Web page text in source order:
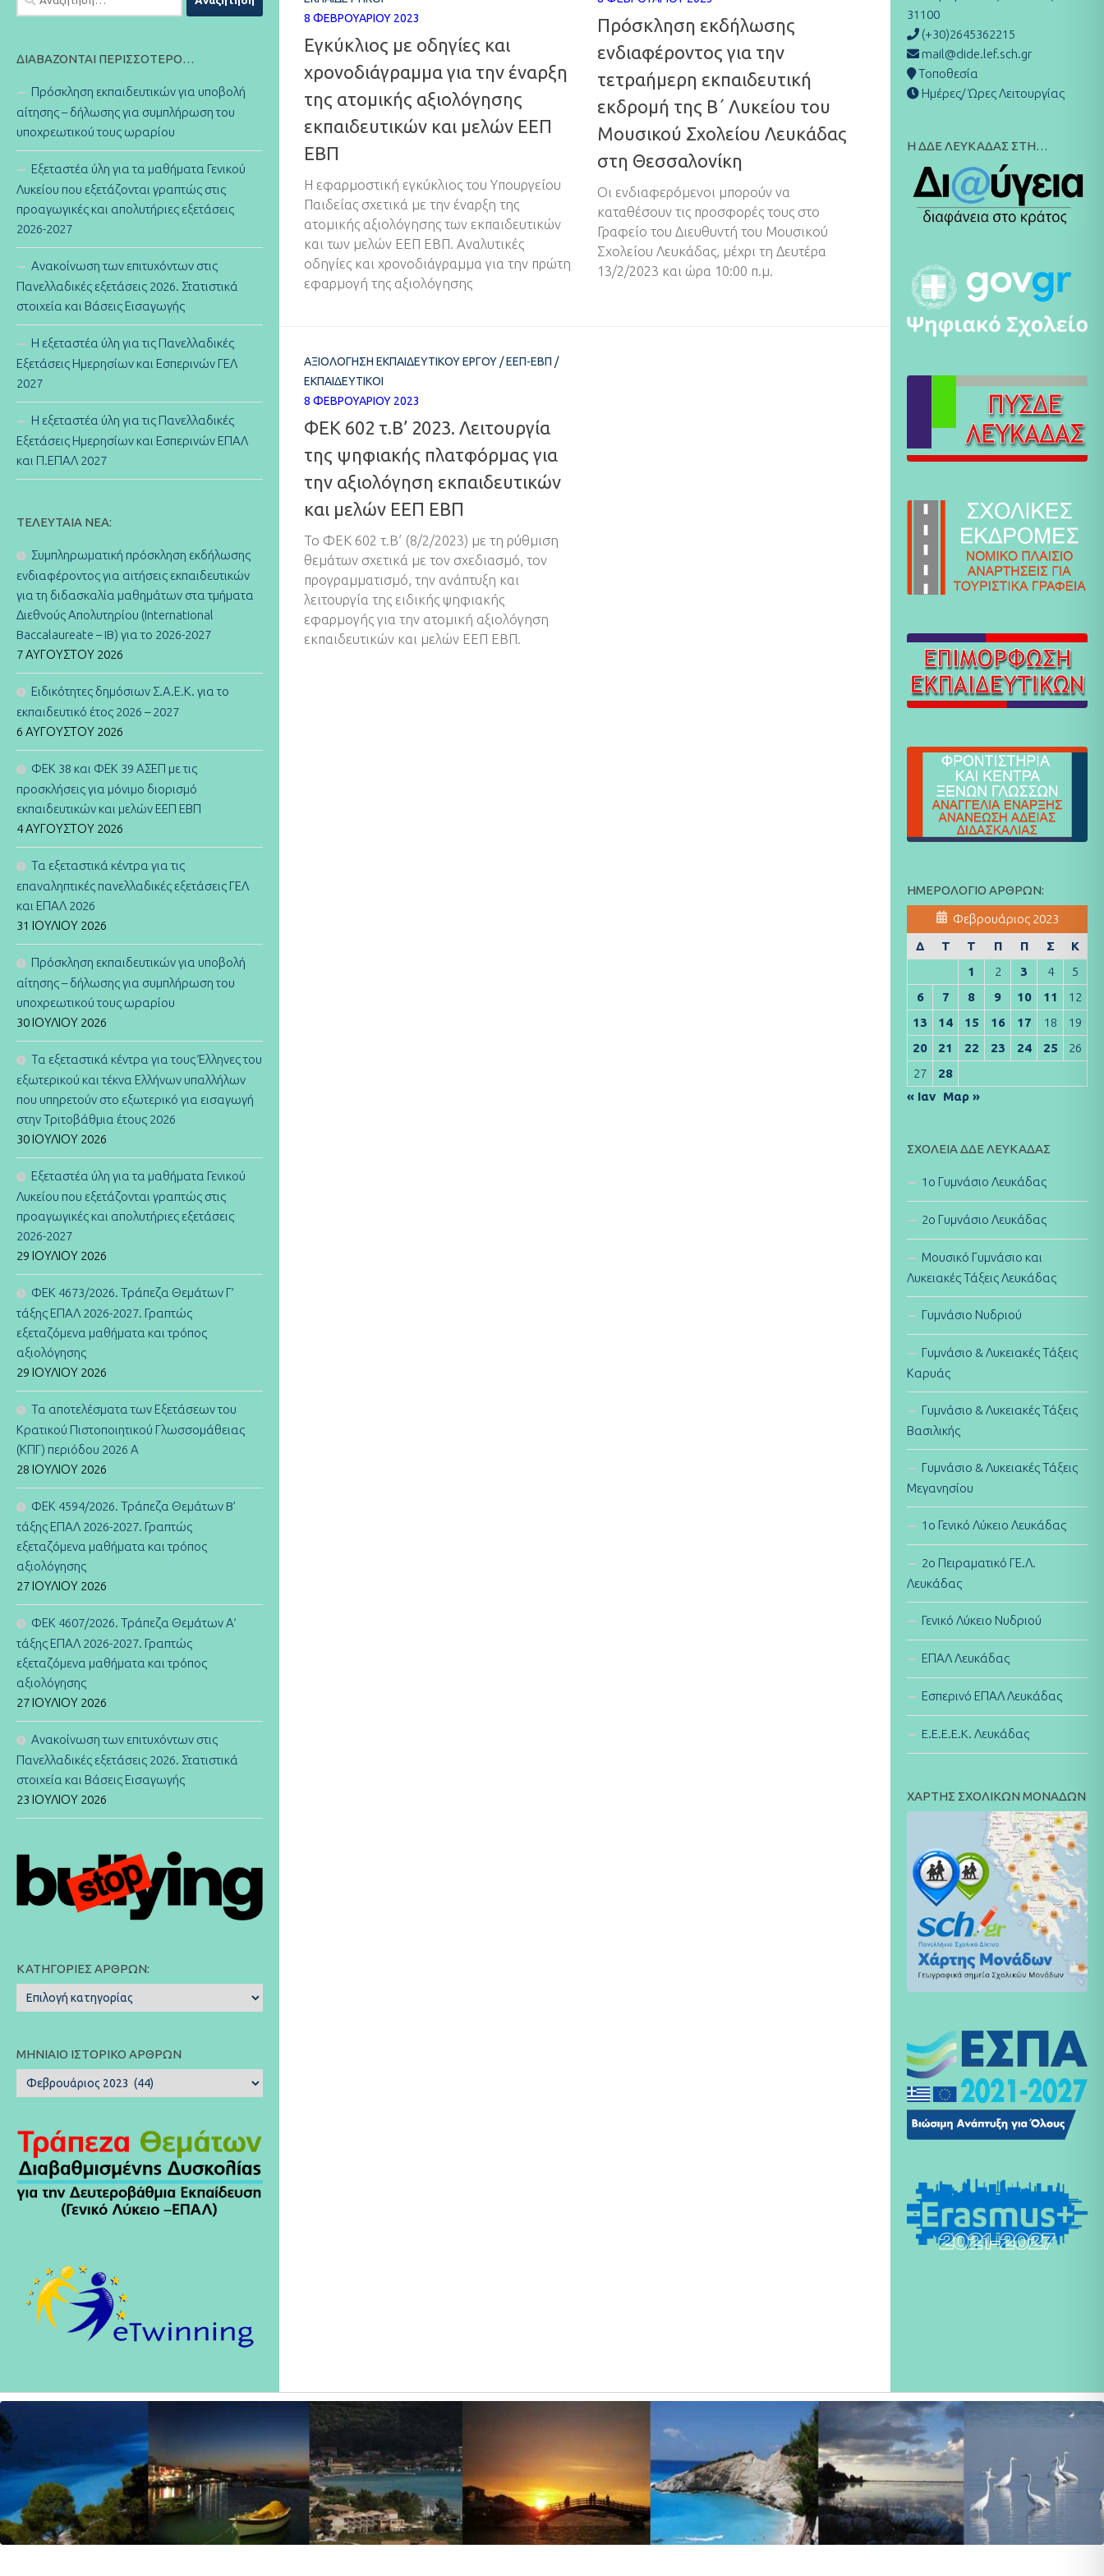
8 ΦΕΒΡΟΥΑΡΊΟΥ 2023
Εγκύκλιος με οδηγίες και
χρονοδιάγραμμα για την έναρξη
της ατομικής αξιολόγησης
εκπαιδευτικών και μελών ΕΕΠ
ΕΒΠ
Η εφαρμοστική εγκύκλιος του Υπουργείου
Παιδείας σχετικά με την έναρξη της
ατομικής αξιολόγησης των εκπαιδευτικών
και των μελών ΕΕΠ ΕΒΠ. Αναλυτικές
οδηγίες και χρονοδιάγραμμα για την πρώτη
εφαρμογή της αξιολόγησης
Πρόσκληση εκδήλωσης
ενδιαφέροντος για την
τετραήμερη εκπαιδευτική
εκδρομή της Β΄ Λυκείου του
Μουσικού Σχολείου Λευκάδας
στη Θεσσαλονίκη
Οι ενδιαφερόμενοι μπορούν να
καταθέσουν τις προσφορές τους στο
Γραφείο του Διευθυντή του Μουσικού
Σχολείου Λευκάδας, μέχρι τη Δευτέρα
13/2/2023 και ώρα 10:00 π.μ.
ΑΞΙΟΛΌΓΗΣΗ ΕΚΠΑΙΔΕΥΤΙΚΟΎ ΈΡΓΟΥ /ΕΕΠ-ΕΒΠ /
ΕΚΠΑΙΔΕΥΤΙΚΟΊ
8 ΦΕΒΡΟΥΑΡΊΟΥ 2023
ΦΕΚ 602 τ.Β’ 2023. Λειτουργία
της ψηφιακής πλατφόρμας για
την αξιολόγηση εκπαιδευτικών
και μελών ΕΕΠ ΕΒΠ
Το ΦΕΚ 602 τ.Β’ (8/2/2023) με τη ρύθμιση
θεμάτων σχετικά με τον σχεδιασμό, τον
προγραμματισμό, την ανάπτυξη και
λειτουργία της ειδικής ψηφιακής
εφαρμογής για την ατομική αξιολόγηση
εκπαιδευτικών και μελών ΕΕΠ ΕΒΠ.
για:
ΔΙΑΒΆΖΟΝΤΑΙ ΠΕΡΙΣΣΌΤΕΡΟ…
Πρόσκληση εκπαιδευτικών για υποβολή
αίτησης – δήλωσης για συμπλήρωση του
υποχρεωτικού τους ωραρίου
Εξεταστέα ύλη για τα μαθήματα Γενικού
Λυκείου που εξετάζονται γραπτώς στις
προαγωγικές και απολυτήριες εξετάσεις
2026-2027
Ανακοίνωση των επιτυχόντων στις
Πανελλαδικές εξετάσεις 2026. Στατιστικά
στοιχεία και Βάσεις Εισαγωγής
Η εξεταστέα ύλη για τις Πανελλαδικές
Εξετάσεις Ημερησίων και Εσπερινών ΓΕΛ
2027
Η εξεταστέα ύλη για τις Πανελλαδικές
Εξετάσεις Ημερησίων και Εσπερινών ΕΠΑΛ
και Π.ΕΠΑΛ 2027
ΤΕΛΕΥΤΑΊΑ ΝΈΑ:
Συμπληρωματική πρόσκληση εκδήλωσης
ενδιαφέροντος για αιτήσεις εκπαιδευτικών
για τη διδασκαλία μαθημάτων στα τμήματα
Διεθνούς Απολυτηρίου (International
Baccalaureate – IB) για το 2026-2027
7 ΑΥΓΟΎΣΤΟΥ 2026
Ειδικότητες δημόσιων Σ.Α.Ε.Κ. για το
εκπαιδευτικό έτος 2026 – 2027
6 ΑΥΓΟΎΣΤΟΥ 2026
ΦΕΚ 38 και ΦΕΚ 39 ΑΣΕΠ με τις
προσκλήσεις για μόνιμο διορισμό
εκπαιδευτικών και μελών ΕΕΠ ΕΒΠ
4 ΑΥΓΟΎΣΤΟΥ 2026
Τα εξεταστικά κέντρα για τις
επαναληπτικές πανελλαδικές εξετάσεις ΓΕΛ
και ΕΠΑΛ 2026
31 ΙΟΥΛΊΟΥ 2026
Πρόσκληση εκπαιδευτικών για υποβολή
αίτησης – δήλωσης για συμπλήρωση του
υποχρεωτικού τους ωραρίου
30 ΙΟΥΛΊΟΥ 2026
Τα εξεταστικά κέντρα για τους Έλληνες του
εξωτερικού και τέκνα Ελλήνων υπαλλήλων
που υπηρετούν στο εξωτερικό για εισαγωγή
στην Τριτοβάθμια έτους 2026
30 ΙΟΥΛΊΟΥ 2026
Εξεταστέα ύλη για τα μαθήματα Γενικού
Λυκείου που εξετάζονται γραπτώς στις
προαγωγικές και απολυτήριες εξετάσεις
2026-2027
29 ΙΟΥΛΊΟΥ 2026
ΦΕΚ 4673/2026. Τράπεζα Θεμάτων Γ’
τάξης ΕΠΑΛ 2026-2027. Γραπτώς
εξεταζόμενα μαθήματα και τρόπος
αξιολόγησης
29 ΙΟΥΛΊΟΥ 2026
Τα αποτελέσματα των Εξετάσεων του
Κρατικού Πιστοποιητικού Γλωσσομάθειας
(ΚΠΓ) περιόδου 2026 Α
28 ΙΟΥΛΊΟΥ 2026
ΦΕΚ 4594/2026. Τράπεζα Θεμάτων B’
τάξης ΕΠΑΛ 2026-2027. Γραπτώς
εξεταζόμενα μαθήματα και τρόπος
αξιολόγησης
27 ΙΟΥΛΊΟΥ 2026
ΦΕΚ 4607/2026. Τράπεζα Θεμάτων Α’
τάξης ΕΠΑΛ 2026-2027. Γραπτώς
εξεταζόμενα μαθήματα και τρόπος
αξιολόγησης
27 ΙΟΥΛΊΟΥ 2026
Ανακοίνωση των επιτυχόντων στις
Πανελλαδικές εξετάσεις 2026. Στατιστικά
στοιχεία και Βάσεις Εισαγωγής
23 ΙΟΥΛΊΟΥ 2026
ΚΑΤΗΓΟΡΊΕΣ ΆΡΘΡΩΝ:
Κατηγορίες
Άρθρων:
ΜΗΝΙΑΊΟ ΙΣΤΟΡΙΚΌ ΆΡΘΡΩΝ
Μηνιαίο
Ιστορικό
31100
(+30)2645362215
mail@dide.lef.sch.gr
Τοποθεσία
Ημέρες/ Ώρες Λειτουργίας
Η ΔΔΕ ΛΕΥΚΑΔΑΣ ΣΤΗ…
ΗΜΕΡΟΛΌΓΙΟ ΆΡΘΡΩΝ:
Φεβρουάριος 2023
Δ
Τ Τ Π Π Σ
Κ
1
2 3 4
5
6
7 8 9 10 11
12
13
14 15 16 17 18
19
20
21 22 23 24 25
26
27
28
« Ιαν Μαρ »
ΣΧΟΛΕΊΑ ΔΔΕ ΛΕΥΚΆΔΑΣ
1ο Γυμνάσιο Λευκάδας
2ο Γυμνάσιο Λευκάδας
Μουσικό Γυμνάσιο και
Λυκειακές Τάξεις Λευκάδας
Γυμνάσιο Νυδριού
Γυμνάσιο & Λυκειακές Τάξεις
Καρυάς
Γυμνάσιο & Λυκειακές Τάξεις
Βασιλικής
Γυμνάσιο & Λυκειακές Τάξεις
Μεγανησίου
1ο Γενικό Λύκειο Λευκάδας
2ο Πειραματικό ΓΕ.Λ.
Λευκάδας
Γενικό Λύκειο Νυδριού
ΕΠΑΛ Λευκάδας
Εσπερινό ΕΠΑΛ Λευκάδας
E.E.E.E.K. Λευκάδας
ΧΑΡΤΗΣ ΣΧΟΛΙΚΩΝ ΜΟΝΑΔΩΝ